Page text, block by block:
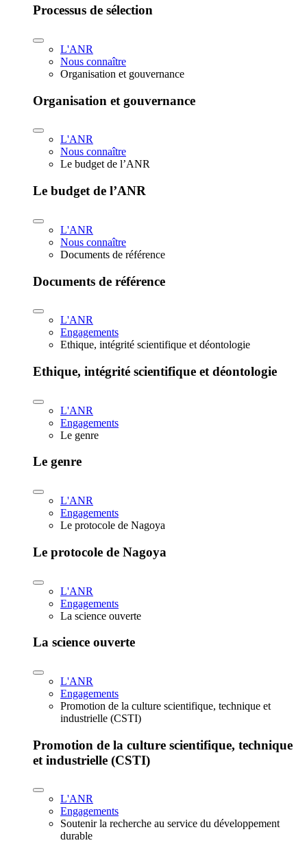
Processus de sélection
L'ANR
Nous connaître
Organisation et gouvernance
Organisation et gouvernance
L'ANR
Nous connaître
Le budget de l’ANR
Le budget de l’ANR
L'ANR
Nous connaître
Documents de référence
Documents de référence
L'ANR
Engagements
Ethique, intégrité scientifique et déontologie
Ethique, intégrité scientifique et déontologie
L'ANR
Engagements
Le genre
Le genre
L'ANR
Engagements
Le protocole de Nagoya
Le protocole de Nagoya
L'ANR
Engagements
La science ouverte
La science ouverte
L'ANR
Engagements
Promotion de la culture scientifique, technique et
industrielle (CSTI)
Promotion de la culture scientifique, technique
et industrielle (CSTI)
L'ANR
Engagements
Soutenir la recherche au service du développement
durable